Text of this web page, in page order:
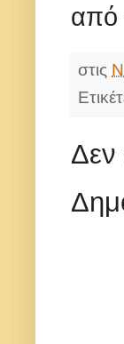
από
στις
Δεν